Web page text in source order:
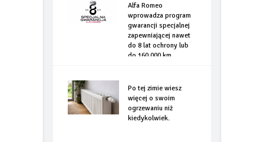
Alfa Romeo
wprowadza program
gwarancji specjalnej
zapewniającej nawet
do 8 lat ochrony lub
do 160.000 km
Po tej zimie wiesz
więcej o swoim
ogrzewaniu niż
kiedykolwiek.